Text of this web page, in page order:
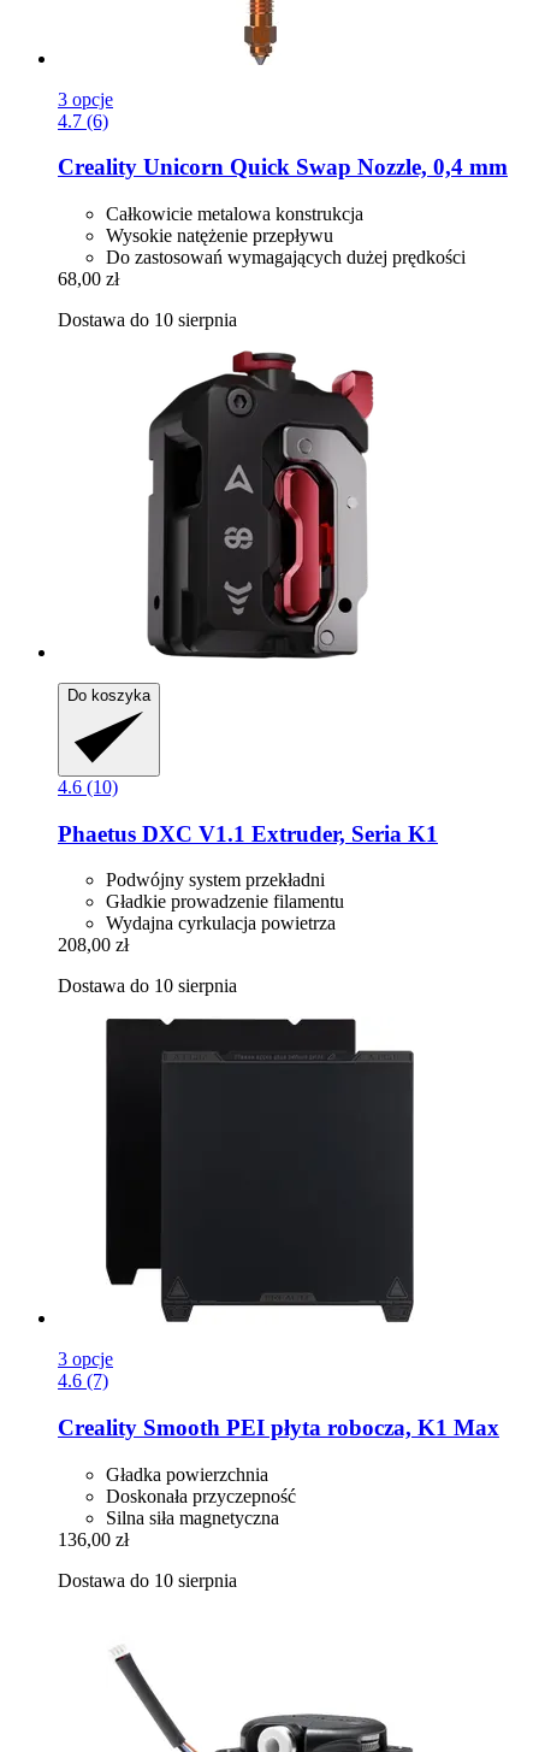
3 opcje
4.7 (6)
Creality Unicorn Quick Swap Nozzle, 0,4 mm
Całkowicie metalowa konstrukcja
Wysokie natężenie przepływu
Do zastosowań wymagających dużej prędkości
68,00 zł
Dostawa do 10 sierpnia
Do koszyka
4.6 (10)
Phaetus DXC V1.1 Extruder, Seria K1
Podwójny system przekładni
Gładkie prowadzenie filamentu
Wydajna cyrkulacja powietrza
208,00 zł
Dostawa do 10 sierpnia
3 opcje
4.6 (7)
Creality Smooth PEI płyta robocza, K1 Max
Gładka powierzchnia
Doskonała przyczepność
Silna siła magnetyczna
136,00 zł
Dostawa do 10 sierpnia